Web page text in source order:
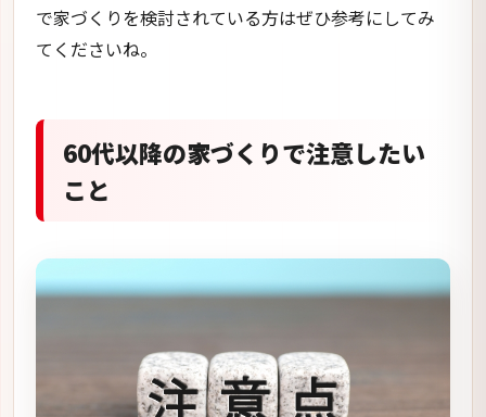
で家づくりを検討されている方はぜひ参考にしてみ
てくださいね。
60代以降の家づくりで注意したい
こと